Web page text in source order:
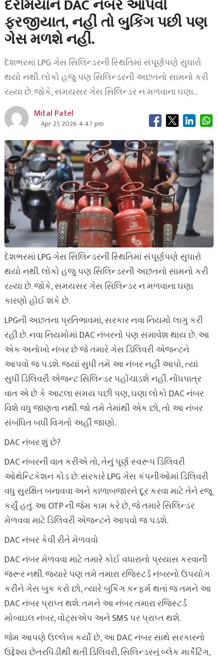
દરમિયાન DAC નંબર આપવો
ફરજીયાત, નહીં તો બુકિંગ પછી પણ
ગેસ મળશે નહીં.
દેશભરમાં LPG ગેસ સિલિન્ડરની સ્થિતિમાં સંપૂર્ણપણે સુધારો
થયો નથી. લોકો હજુ પણ સિલિન્ડરની અછતનો સામનો કરી
રહ્યા છે. જોકે, સમયસર ગેસ સિલિન્ડર ન મળવાના ઘણા…
Mital Patel
Apr 21, 2026 4:47 pm
દેશભરમાં LPG ગેસ સિલિન્ડરની સ્થિતિમાં સંપૂર્ણપણે સુધારો
થયો નથી. લોકો હજુ પણ સિલિન્ડરની અછતનો સામનો કરી
રહ્યા છે. જોકે, સમયસર ગેસ સિલિન્ડર ન મળવાના ઘણા
કારણો હોઈ શકે છે.
LPGની અછતના પ્રતિભાવમાં, સરકાર નવા નિયમો લાગુ કરી
રહી છે. નવા નિયમોમાં DAC નંબરનો પણ સમાવેશ થાય છે. આ
એક અનોખો નંબર છે જે તમારે ગેસ ડિલિવરી એજન્ટને
આપવો જ પડશે. જ્યાં સુધી તમે આ નંબર નહીં આપો, ત્યાં
સુધી ડિલિવરી એજન્ટ સિલિન્ડર પહોંચાડશે નહીં. નોંધપાત્ર
વાત એ છે કે આટલા સમય પછી પણ, ઘણા લોકો DAC નંબર
વિશે વધુ જાણતા નથી. જો તમે તેમાંથી એક છો, તો આ નંબર
સંબંધિત બધી વિગતો અહીં જાણો.
DAC નંબર શું છે?
DAC નંબરની વાત કરીએ તો, તેનું પૂર્ણ સ્વરૂપ ડિલિવરી
ઓથેન્ટિકેશન કોડ છે. સરકારે LPG ગેસ કંપનીઓમાં ડિલિવરી
વધુ સુરક્ષિત બનાવવા અને કાળાબજારને દૂર કરવા માટે તેને રજૂ
કર્યું હતું. આ OTP ની જેમ કામ કરે છે, જે તમારે સિલિન્ડર
મેળવવા માટે ડિલિવરી એજન્ટને આપવો જ પડશે.
DAC નંબર કેવી રીતે મેળવવો
DAC નંબર મેળવવા માટે તમારે કોઈ વધારાનો પ્રયાસ કરવાની
જરૂર નથી. જ્યારે પણ તમે તમારા રજિસ્ટર્ડ નંબરનો ઉપયોગ
કરીને ગેસ બુક કરો છો, ત્યારે બુકિંગ કન્ફર્મ થતાં જ તમને આ
DAC નંબર પ્રાપ્ત થશે. તમને આ નંબર તમારા રજિસ્ટર્ડ
મોબાઇલ નંબર, વોટ્સએપ અને SMS પર પ્રાપ્ત થશે.
જેમ આપણે ઉલ્લેખ કર્યો છે, આ DAC નંબર સાથે સરકારનો
ઉદ્દેશ્ય છેતરપિંડીથી થતી ડિલિવરી, સિલિન્ડરનું બ્લેક માર્કેટિંગ,